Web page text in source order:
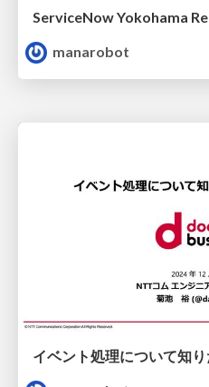
ServiceNow Yokohama
manarobot
イベント処理について知